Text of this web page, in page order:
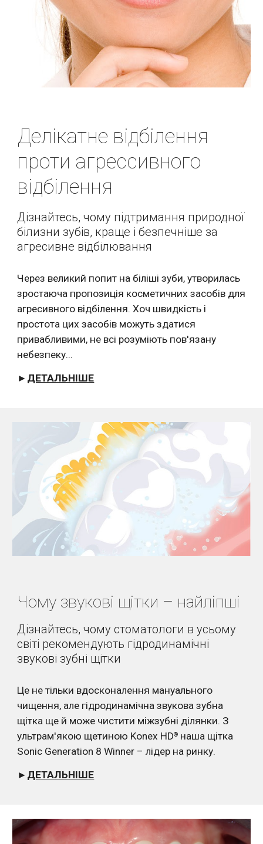
Делікатне відбілення
проти агрессивного
відбілення
Дізнайтесь, чому підтримання природної
білизни зубів, краще і безпечніше за
агресивне відбілювання
Через великий попит на біліші зуби, утворилась
зростаюча пропозиція косметичних засобів для
агресивного відбілення. Хоч швидкість і
простота цих засобів можуть здатися
привабливими, не всі розуміють пов'язану
небезпеку...
► ДЕТАЛЬНІШЕ
Чому звукові щітки – найліпші
Дізнайтесь, чому стоматологи в усьому
світі рекомендують гідродинамічні
звукові зубні щітки
Це не тільки вдосконалення мануального
чищення, але гідродинамічна звукова зубна
щітка ще й може чистити міжзубні ділянки. З
ультрам'якою щетиною Konex HD® наша щітка
Sonic Generation 8 Winner – лідер на ринку.
► ДЕТАЛЬНІШЕ